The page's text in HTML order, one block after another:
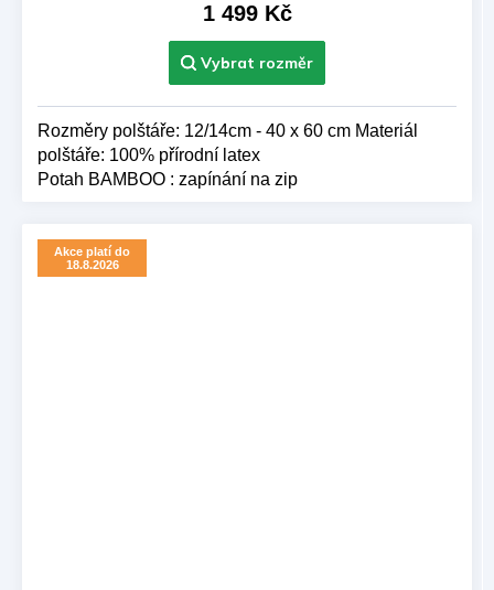
1 499 Kč
Rozměry polštáře: 12/14cm - 40 x 60 cm Materiál
polštáře: 100% přírodní latex
Potah BAMBOO : zapínání na zip
Akce platí do
18.8.2026